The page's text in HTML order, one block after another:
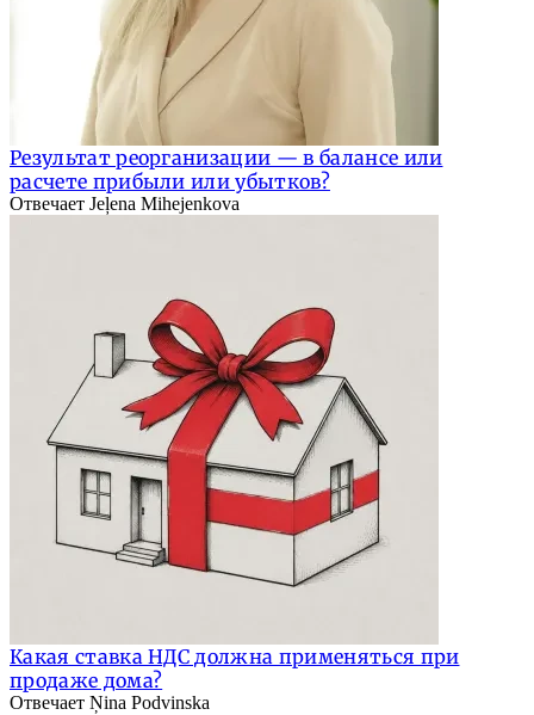
Результат реорганизации — в балансе или
расчете прибыли или убытков?
Отвечает Jeļena Mihejenkova
Какая ставка НДС должна применяться при
продаже дома?
Отвечает Ņina Podvinska